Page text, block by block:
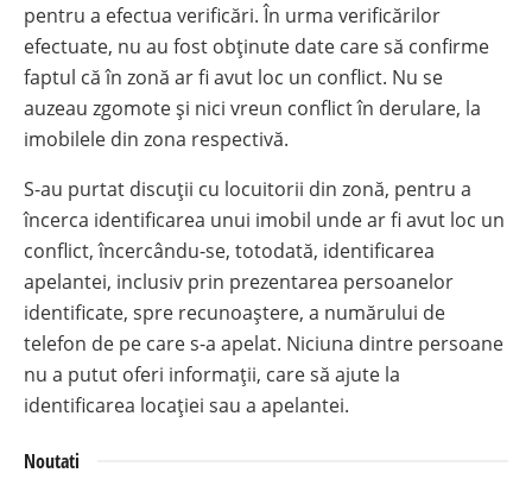
pentru a efectua verificări. În urma verificărilor
efectuate, nu au fost obținute date care să confirme
faptul că în zonă ar fi avut loc un conflict. Nu se
auzeau zgomote și nici vreun conflict în derulare, la
imobilele din zona respectivă.
S-au purtat discuții cu locuitorii din zonă, pentru a
încerca identificarea unui imobil unde ar fi avut loc un
conflict, încercându-se, totodată, identificarea
apelantei, inclusiv prin prezentarea persoanelor
identificate, spre recunoaștere, a numărului de
telefon de pe care s-a apelat. Niciuna dintre persoane
nu a putut oferi informații, care să ajute la
identificarea locației sau a apelantei.
Noutati